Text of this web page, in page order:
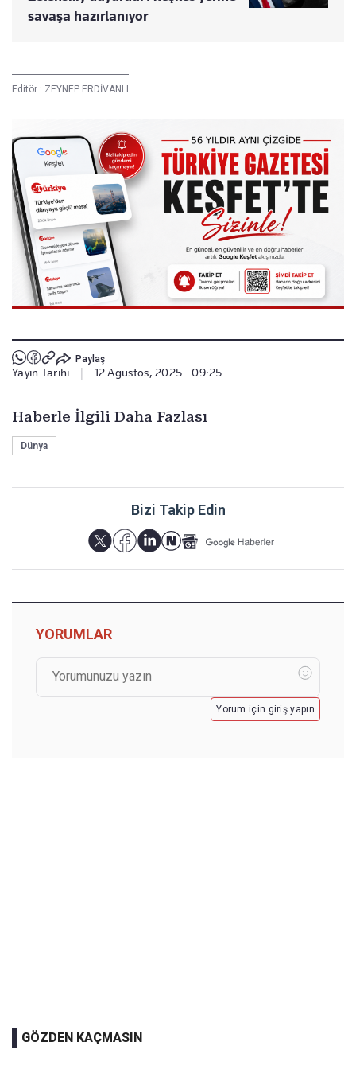
savaşa hazırlanıyor
Editör : ZEYNEP ERDİVANLI
Paylaş
Yayın Tarihi 12 Ağustos, 2025 - 09:25
Haberle İlgili Daha Fazlası
Dünya
Bizi Takip Edin
YORUMLAR
Yorum için giriş yapın
GÖZDEN KAÇMASIN